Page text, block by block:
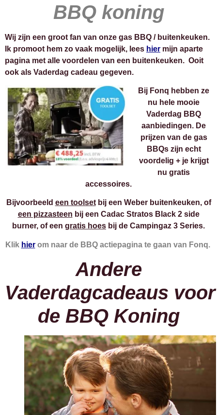
BBQ koning
Wij zijn een groot fan van onze gas BBQ / buitenkeuken.
Ik promoot hem zo vaak mogelijk, lees hier mijn aparte
pagina met alle voordelen van een buitenkeuken. Ooit
ook als Vaderdag cadeau gegeven.
Bij Fonq hebben ze
nu hele mooie
Vaderdag BBQ
aanbiedingen. De
prijzen van de gas
BBQs zijn echt
voordelig + je krijgt
nu gratis
accessoires.
Bijvoorbeeld een toolsetbij een Weber buitenkeuken, of
een pizzasteen bij een Cadac Stratos Black 2 side
burner, of een gratis hoes bij de Campingaz 3 Series.
Klik hierom naar de BBQ actiepagina te gaan van Fonq.
Andere
Vaderdagcadeaus voor
de BBQ Koning